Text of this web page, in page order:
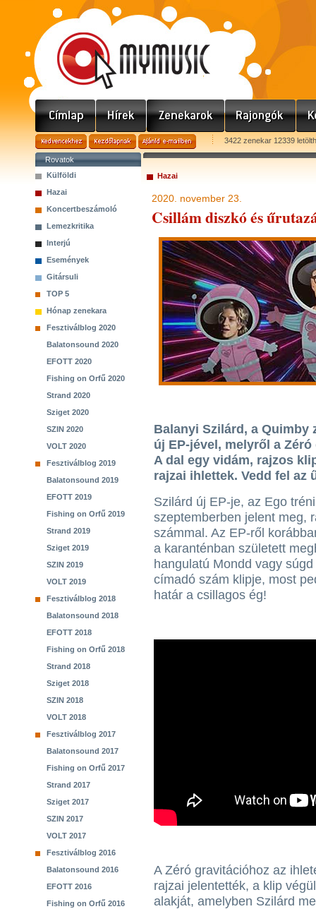
3422 zenekar 12339
Rovatok
Külföldi
Hazai
Koncertbeszámoló
Lemezkritika
Interjú
Események
Gitársuli
TOP 5
Hónap zenekara
Fesztiválblog 2020
Balatonsound 2020
EFOTT 2020
Fishing on Orfű 2020
Strand 2020
Sziget 2020
SZIN 2020
VOLT 2020
Fesztiválblog 2019
Balatonsound 2019
EFOTT 2019
Fishing on Orfű 2019
Strand 2019
Sziget 2019
SZIN 2019
VOLT 2019
Fesztiválblog 2018
Balatonsound 2018
EFOTT 2018
Fishing on Orfű 2018
Strand 2018
Sziget 2018
SZIN 2018
VOLT 2018
Fesztiválblog 2017
Balatonsound 2017
Fishing on Orfű 2017
Strand 2017
Sziget 2017
SZIN 2017
VOLT 2017
Fesztiválblog 2016
Balatonsound 2016
EFOTT 2016
Fishing on Orfű 2016
Hazai
2020. november 23.
Csillám diszkó és
Balanyi Szilárd, a Quimby
új EP-jével, melyről a
A dal egy vidám, rajzos
rajzai ihlettek. Vedd fel az
Szilárd új EP-je, az Ego
szeptemberben jelent meg,
számmal. Az EP-ről
a karanténban született
hangulatú Mondd vagy
címadó szám klipje, most
határ a csillagos ég!
A Zéró gravitációhoz az
rajzai jelentették, a klip
alakját, amelyben Szilárd